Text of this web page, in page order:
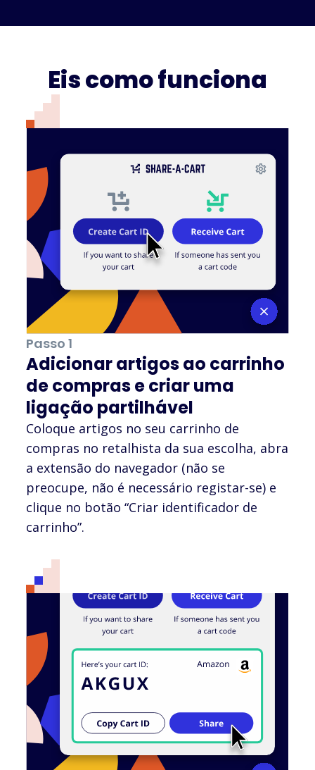
Eis como funciona
Passo 1
Adicionar artigos ao carrinho
de compras e criar uma
ligação partilhável
Coloque artigos no seu carrinho de
compras no retalhista da sua escolha, abra
a extensão do navegador (não se
preocupe, não é necessário registar-se) e
clique no botão “Criar identificador de
carrinho”.